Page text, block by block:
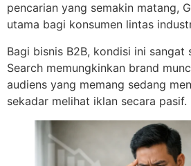
pencarian yang semakin matang,
utama bagi konsumen lintas
Bagi bisnis B2B, kondisi ini sangat
Search memungkinkan brand
audiens yang memang sedang
sekadar melihat iklan secara pasif.